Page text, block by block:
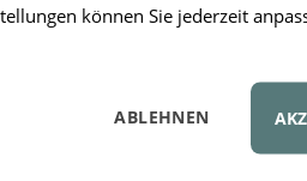
können Sie jederzeit
ABLEHNEN